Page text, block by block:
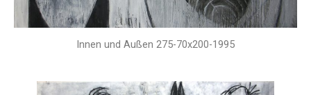
Innen und Außen 275-70x200-1995